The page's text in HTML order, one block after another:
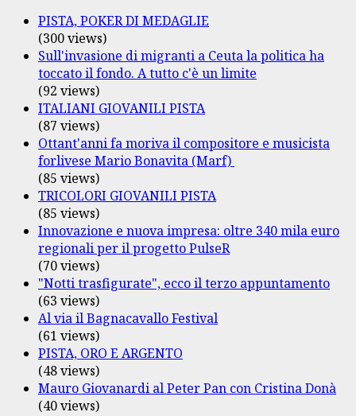
PISTA, POKER DI MEDAGLIE
(300 views)
Sull'invasione di migranti a Ceuta la politica ha
toccato il fondo. A tutto c'è un limite
(92 views)
ITALIANI GIOVANILI PISTA
(87 views)
Ottant'anni fa moriva il compositore e musicista
forlivese Mario Bonavita (Marf)
(85 views)
TRICOLORI GIOVANILI PISTA
(85 views)
Innovazione e nuova impresa: oltre 340 mila euro
regionali per il progetto PulseR
(70 views)
"Notti trasfigurate", ecco il terzo appuntamento
(63 views)
Al via il Bagnacavallo Festival
(61 views)
PISTA, ORO E ARGENTO
(48 views)
Mauro Giovanardi al Peter Pan con Cristina Donà
(40 views)